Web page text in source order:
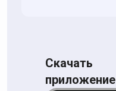
Скачать
приложение